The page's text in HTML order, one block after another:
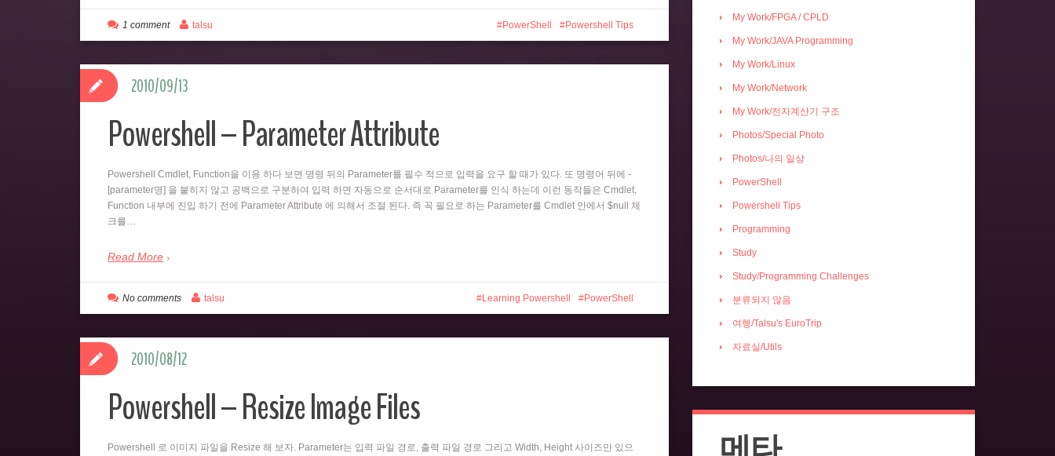
PowerShell Powershell Tips
1 comment talsu
Powershell – Parameter Attribute
Powershell Cmdlet, Function을 이용 하다 보면 명령 뒤의 Parameter를 필수 적으로 입력을 요구 할 때가 있다. 또 명령어 뒤에 -
[parameter명] 을 붙히지 않고 공백으로 구분하여 입력 하면 자동으로 순서대로 Parameter를 인식 하는데 이런 동작들은 Cmdlet,
Function 내부에 진입 하기 전에 Parameter Attribute 에 의해서 조절 된다. 즉 꼭 필요로 하는 Parameter를 Cmdlet 안에서 $null 체
크를…
Read More
2010/09/13
Learning Powershell PowerShell
No comments talsu
Powershell – Resize Image Files
Powershell 로 이미지 파일을 Resize 해 보자. Parameter는 입력 파일 경로, 출력 파일 경로 그리고 Width, Height 사이즈만 있으
2010/08/12
My Work/FPGA / CPLD
My Work/JAVA Programming
My Work/Linux
My Work/Network
My Work/전자계산기 구조
Photos/Special Photo
Photos/나의 일상
PowerShell
Powershell Tips
Programming
Study
Study/Programming Challenges
분류되지 않음
여행/Talsu's EuroTrip
자료실/Utils